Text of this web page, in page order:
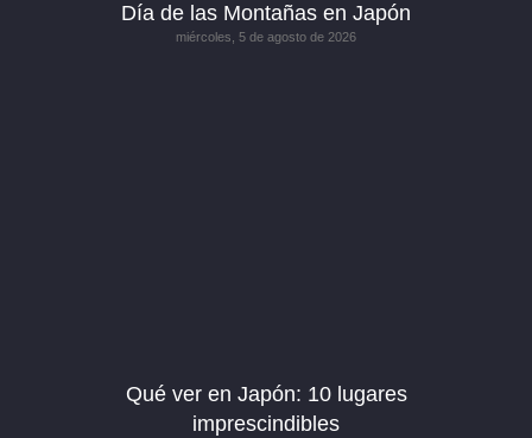
Día de las Montañas en Japón
miércoles, 5 de agosto de 2026
Qué ver en Japón: 10 lugares
imprescindibles